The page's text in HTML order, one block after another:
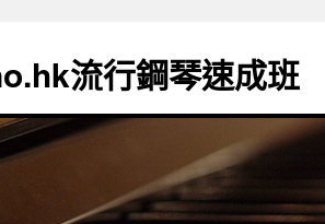
流行鋼琴速成班